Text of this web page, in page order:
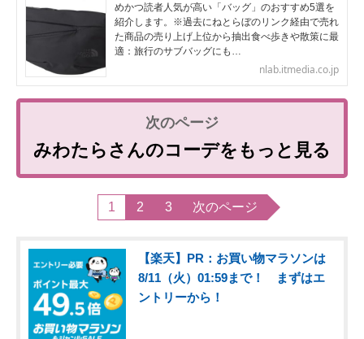
めかつ読者人気が高い「バッグ」のおすすめ5選を
紹介します。※過去にねとらぼのリンク経由で売れ
た商品の売り上げ上位から抽出食べ歩きや散策に最
適：旅行のサブバッグにも…
nlab.itmedia.co.jp
みわたらさんのコーデをもっと見る
1 2 3 次のページ
【楽天】PR：お買い物マラソンは
8/11（火）01:59まで！ まずはエ
ントリーから！